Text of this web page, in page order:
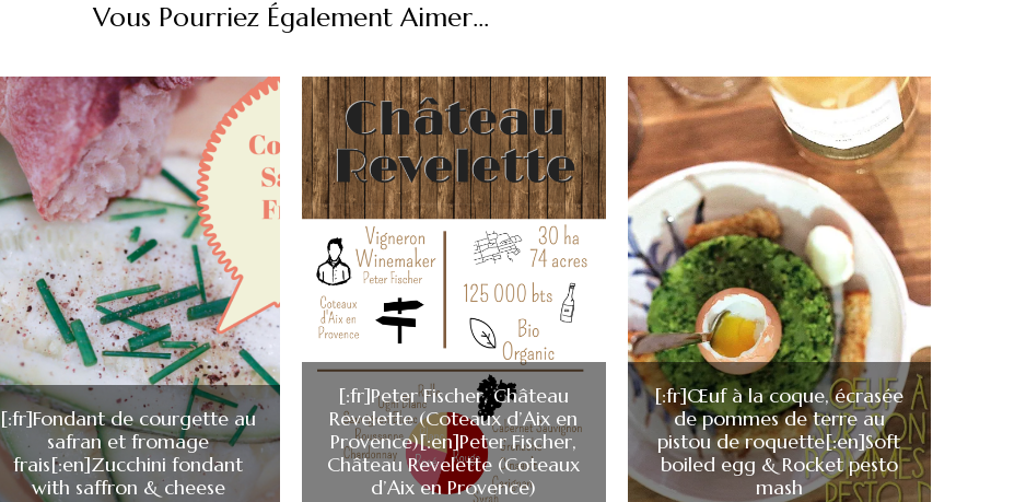
Vous Pourriez Également Aimer...
[:fr]Fondant de courgette au
safran et fromage
frais[:en]Zucchini fondant
with saffron & cheese
[:fr]Peter Fischer, Château
Revelette (Coteaux d’Aix en
Provence)[:en]Peter Fischer,
Château Revelette (Coteaux
d’Aix en Provence)
[:fr]Œuf à la coque, écrasée
de pommes de terre au
pistou de roquette[:en]Soft
boiled egg & Rocket pesto
mash